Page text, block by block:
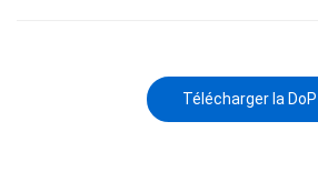
Télécharger la DoP